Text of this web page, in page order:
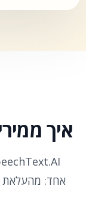
איך
אחד: מהעלאת